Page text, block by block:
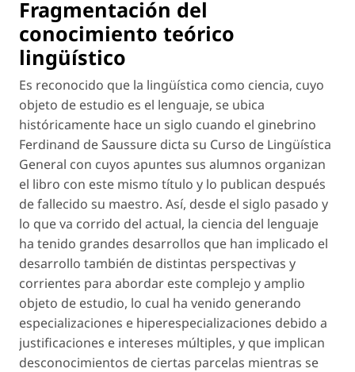
Fragmentación del
conocimiento teórico
lingüístico
Es reconocido que la lingüística como ciencia, cuyo
objeto de estudio es el lenguaje, se ubica
históricamente hace un siglo cuando el ginebrino
Ferdinand de Saussure dicta su Curso de Lingüística
General con cuyos apuntes sus alumnos organizan
el libro con este mismo título y lo publican después
de fallecido su maestro. Así, desde el siglo pasado y
lo que va corrido del actual, la ciencia del lenguaje
ha tenido grandes desarrollos que han implicado el
desarrollo también de distintas perspectivas y
corrientes para abordar este complejo y amplio
objeto de estudio, lo cual ha venido generando
especializaciones e hiperespecializaciones debido a
justificaciones e intereses múltiples, y que implican
desconocimientos de ciertas parcelas mientras se